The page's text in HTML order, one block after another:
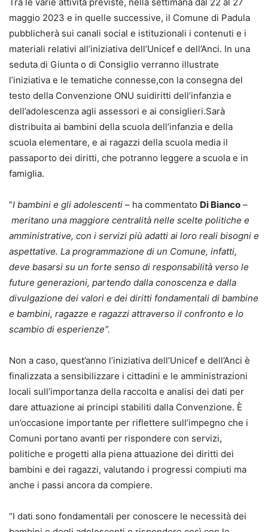
maggio 2023 e in quelle successive, il Comune di Padula
pubblicherà sui canali social e istituzionali i contenuti e i
materiali relativi all’iniziativa dell’Unicef e dell’Anci. In una
seduta di Giunta o di Consiglio verranno illustrate
l’iniziativa e le tematiche connesse,con la consegna del
testo della Convenzione ONU suidiritti dell’infanzia e
dell’adolescenza agli assessori e ai consiglieri.Sarà
distribuita ai bambini della scuola dell’infanzia e della
scuola elementare, e ai ragazzi della scuola media il
passaporto dei diritti, che potranno leggere a scuola e in
famiglia.
“I bambini e gli adolescenti – ha commentato Di Bianco –
meritano una maggiore centralità nelle scelte politiche e
amministrative, con i servizi più adatti ai loro reali bisogni e
aspettative. La programmazione di un Comune, infatti,
deve basarsi su un forte senso di responsabilità verso le
future generazioni, partendo dalla conoscenza e dalla
divulgazione dei valori e dei diritti fondamentali di bambine
e bambini, ragazze e ragazzi attraverso il confronto e lo
scambio di esperienze”.
Non a caso, quest’anno l’iniziativa dell’Unicef e dell’Anci è
finalizzata a sensibilizzare i cittadini e le amministrazioni
locali sull’importanza della raccolta e analisi dei dati per
dare attuazione ai principi stabiliti dalla Convenzione. È
un’occasione importante per riflettere sull’impegno che i
Comuni portano avanti per rispondere con servizi,
politiche e progetti alla piena attuazione dei diritti dei
bambini e dei ragazzi, valutando i progressi compiuti ma
anche i passi ancora da compiere.
“I dati sono fondamentali per conoscere le necessità dei